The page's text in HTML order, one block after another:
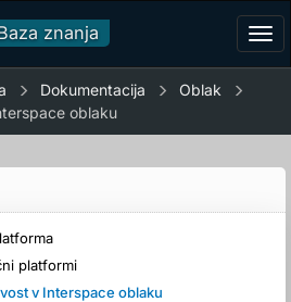
znanja
Dokumentacija
Oblak
oblaku
platformi
v Interspace oblaku